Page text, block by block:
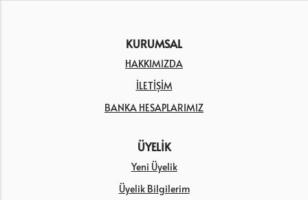
KURUMSAL
HAKKIMIZDA
İLETİŞİM
BANKA HESAPLARIMIZ
ÜYELİK
Yeni Üyelik
Üyelik Bilgilerim